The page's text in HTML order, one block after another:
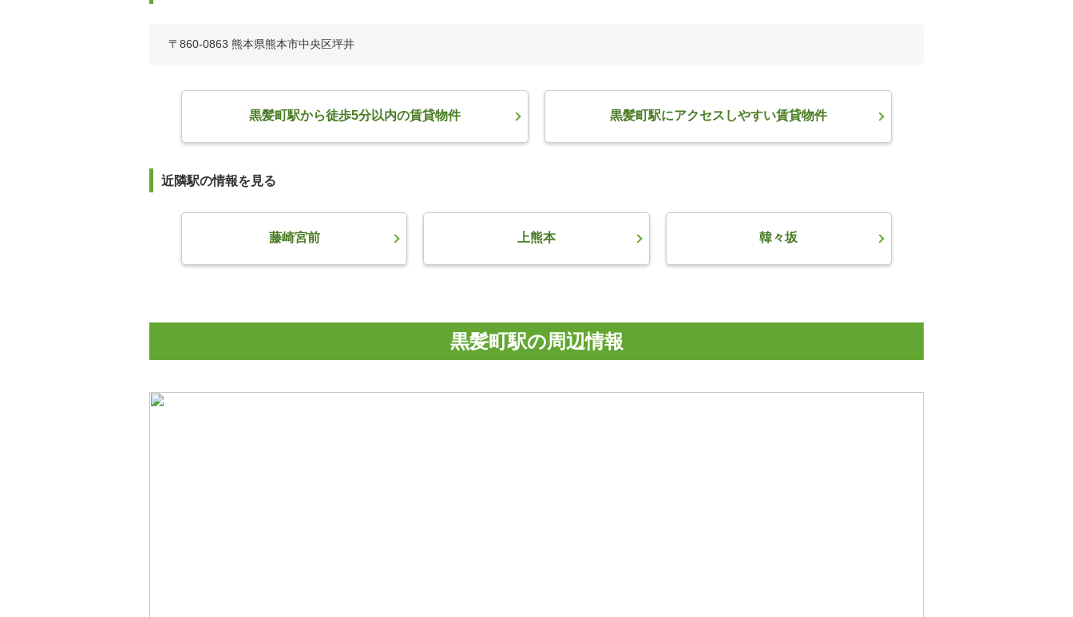
〒860-0863 熊本県熊本市中央区坪井
黒髪町駅から徒歩5分以内の賃貸物件 黒髪町駅にアクセスしやすい賃貸物件
近隣駅の情報を見る
藤崎宮前 上熊本 韓々坂
黒髪町駅の周辺情報